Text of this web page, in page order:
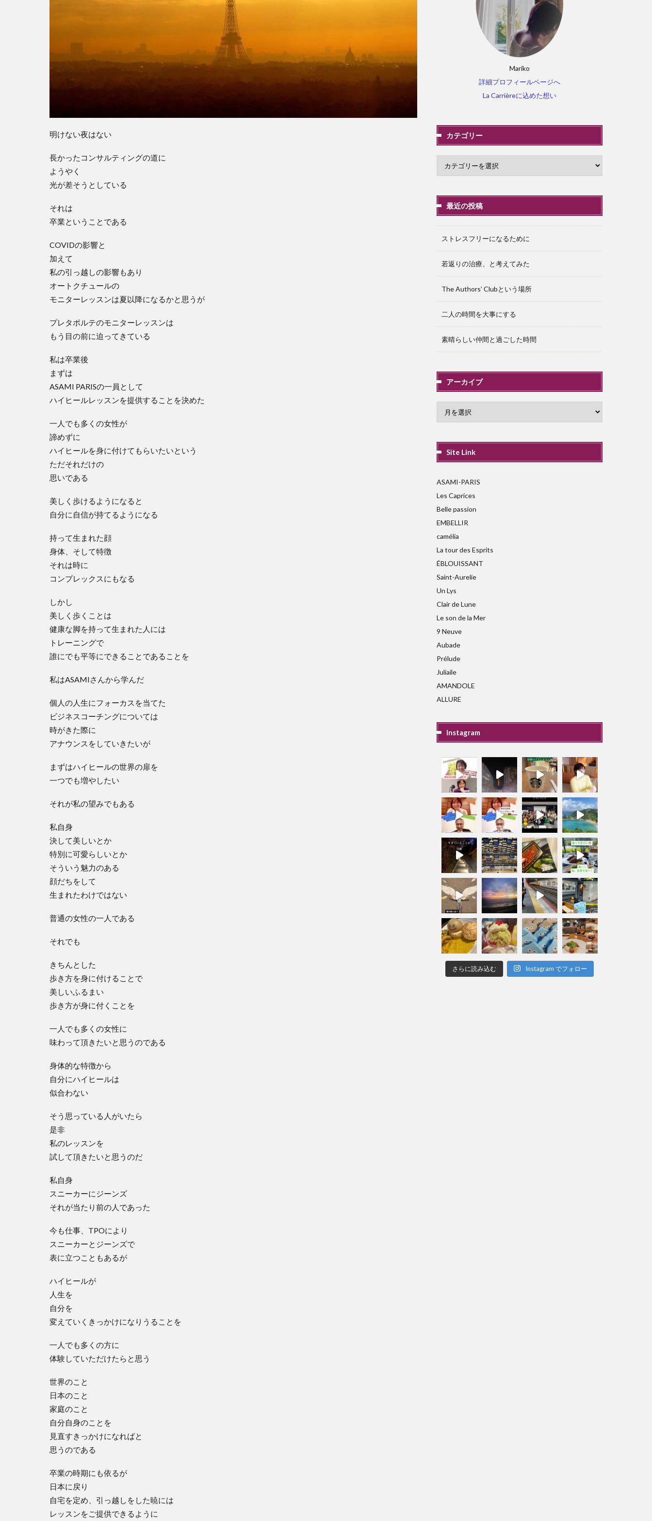
明けない夜はない
長かったコンサルティングの道に
ようやく
光が差そうとしている
それは
卒業ということである
COVIDの影響と
加えて
私の引っ越しの影響もあり
オートクチュールの
モニターレッスンは夏以降になるかと思うが
プレタポルテのモニターレッスンは
もう目の前に迫ってきている
私は卒業後
まずは
ASAMI PARISの一員として
ハイヒールレッスンを提供することを決めた
一人でも多くの女性が
諦めずに
ハイヒールを身に付けてもらいたいという
ただそれだけの
思いである
美しく歩けるようになると
自分に自信が持てるようになる
持って生まれた顔
身体、そして特徴
それは時に
コンプレックスにもなる
しかし
美しく歩くことは
健康な脚を持って生まれた人には
トレーニングで
誰にでも平等にできることであることを
私はASAMIさんから学んだ
個人の人生にフォーカスを当てた
ビジネスコーチングについては
時がきた際に
アナウンスをしていきたいが
まずはハイヒールの世界の扉を
一つでも増やしたい
それが私の望みでもある
私自身
決して美しいとか
特別に可愛らしいとか
そういう魅力のある
顔だちをして
生まれたわけではない
普通の女性の一人である
それでも
きちんとした
歩き方を身に付けることで
美しいふるまい
歩き方が身に付くことを
一人でも多くの女性に
味わって頂きたいと思うのである
身体的な特徴から
自分にハイヒールは
似合わない
そう思っている人がいたら
是非
私のレッスンを
試して頂きたいと思うのだ
私自身
スニーカーにジーンズ
それが当たり前の人であった
今も仕事、TPOにより
スニーカーとジーンズで
表に立つこともあるが
ハイヒールが
人生を
自分を
変えていくきっかけになりうることを
一人でも多くの方に
体験していただけたらと思う
世界のこと
日本のこと
家庭のこと
自分自身のことを
見直すきっかけになればと
思うのである
卒業の時期にも依るが
日本に戻り
自宅を定め、引っ越しをした暁には
レッスンをご提供できるように
Mariko
詳細プロフィールページへ
La Carrièreに込めた想い
カテゴリー
最近の投稿
ストレスフリーになるために
若返りの治療、と考えてみた
The Authors’ Clubという場所
二人の時間を大事にする
素晴らしい仲間と過ごした時間
アーカイブ
Site Link
ASAMI-PARIS
Les Caprices
Belle passion
EMBELLIR
camélia
La tour des Esprits
ÉBLOUISSANT
Saint-Aurelie
Un Lys
Clair de Lune
Le son de la Mer
9 Neuve
Aubade
Prélude
Juliaile
AMANDOLE
ALLURE
Instagram
さらに読み込む Instagram でフォロー